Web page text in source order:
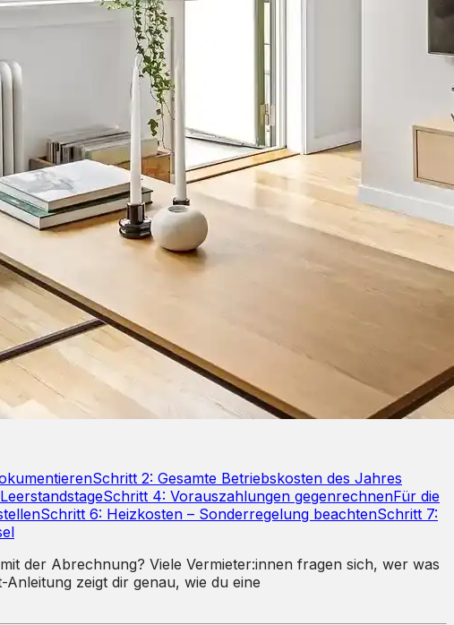
Schritt 2: Gesamte Betriebskosten des Jahres
Schritt 4: Vorauszahlungen gegenrechnenFür die
Schritt 6: Heizkosten – Sonderregelung beachtenSchritt 7:
der Abrechnung? Viele Vermieter:innen fragen sich, wer was
zeigt dir genau, wie du eine